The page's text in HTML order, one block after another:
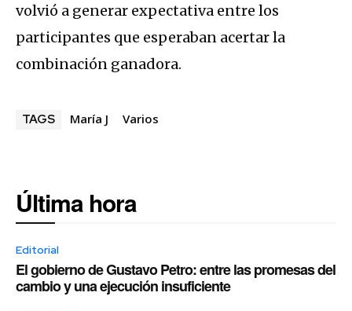
volvió a generar expectativa entre los
participantes que esperaban acertar la
combinación ganadora.
TAGS María J Varios
Última hora
Editorial
El gobierno de Gustavo Petro: entre las promesas del
cambio y una ejecución insuficiente